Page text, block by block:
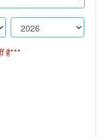
है***